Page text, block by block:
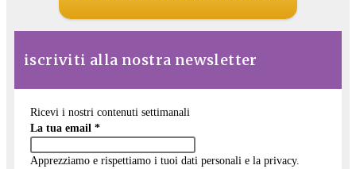
iscriviti alla nostra newsletter
Ricevi i nostri contenuti settimanali
La tua email *
Apprezziamo e rispettiamo i tuoi dati personali e la privacy.